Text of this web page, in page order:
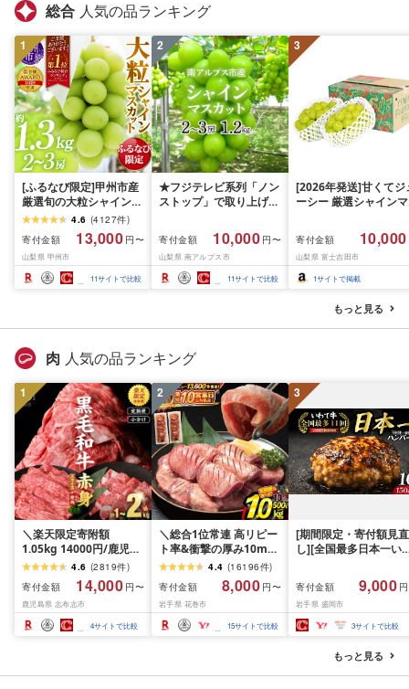
総合 人気の品ランキング
1
[ふるなび限定]甲州市産
厳選旬の大粒シャインマ
スカット 約1.3kg 2〜3
房[2026年発送]
(MG)B12-472 FN-
Limited-VO シャインマ
スカット フルーツ
4.6 (4127件)
寄付金額
13,000 円〜
山梨県 甲州市
11サイトで比較
2
★フジテレビ系列「ノン
ストップ」で取り上げら
先行予約]南アルプス市
産シャインマスカット
1.2kg以上(2〜3房)ふる
さと納税 おすすめ 山梨
県 南アルプス市 送料無
寄付金額 10,000 円〜
山梨県 南アルプス市
11サイトで比較
3
[2026年発送]甘くてジ
ーシー 厳選シャインマ
月前半(1〜15日)から
月下旬までの発送) フ
ーツ ぶどう 果物 山梨
産 2026 旬 大粒 高級
寄付金額 10,000
山梨県 富士吉田市
1サイトで掲載
もっと見る
肉 人気の品ランキング
1
＼楽天限定寄附額
1.05kg 14000円/鹿児島
県産 黒毛和牛 牛肉 赤身
モモ ウデ (スライス or
焼肉)[計1kg~2.1kg / 定
期便 全3回] すき焼き し
ゃぶしゃぶ 国産 肉 国産
牛 お肉 モモ肉 牛しゃぶ
チク]
4.6 (2819件)
寄付金額
14,000 円〜
鹿児島県 志布志市
4サイトで比較
2
＼総合1位常連 高リピー
ト率&衝撃の厚み10mm
厚切り牛タン 塩味/ ≪ス
ピード発送!!10営業日以
内発送≫ 選べる内容量
500g / 1kg 定期便 毎月
届く 牛肉 肉 BBQ ふるさ
と 人気 ランキング 岩手
4.4 (16196件)
寄付金額
8,000 円〜
岩手県 花巻市
15サイトで比較
3
[期間限定・寄付額見直
し][全国最多日本一い
1.5kg(150g×10個) い
て牛 × 岩中豚 ハンバー
グ 合挽き 合い挽き 黒
和牛 人気 冷凍 個包装
分け 冷凍 牛肉 豚肉 和
ビーフ ポーク はんば
ぐ 挽肉 お肉 ミンチ 肉
お弁当 hannba-gu ラ
寄付金額 9,000
岩手県 盛岡市
3サイトで比較
もっと見る